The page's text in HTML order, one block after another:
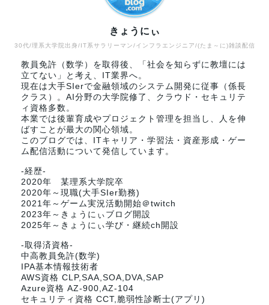
30代/理系大学院出身/IT系サラリーマン/インフラエンジニア/(たま～に)雑談配信
きょうにぃ
教員免許（数学）を取得後、「社会を知らずに教壇には
立てない」と考え、IT業界へ。
現在は大手SIerで金融領域のシステム開発に従事（係長
クラス）。AI分野の大学院修了、クラウド・セキュリテ
ィ資格多数。
本業では後輩育成やプロジェクト管理を担当し、人を伸
ばすことが最大の関心領域。
このブログでは、ITキャリア・学習法・資産形成・ゲー
ム配信活動について発信しています。
-経歴-
2020年 某理系大学院卒
2020年～現職(大手SIer勤務)
2021年～ゲーム実況活動開始＠twitch
2023年～きょうにぃブログ開設
2025年～きょうにぃ学び・継続ch開設
-取得済資格-
中高教員免許(数学)
IPA基本情報技術者
AWS資格 CLP,SAA,SOA,DVA,SAP
Azure資格 AZ-900,AZ-104
セキュリティ資格 CCT,脆弱性診断士(アプリ)